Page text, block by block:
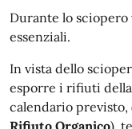
Durante lo
essenziali.
In vista dello
esporre i rifiuti della
calendario
Rifiuto Organico),